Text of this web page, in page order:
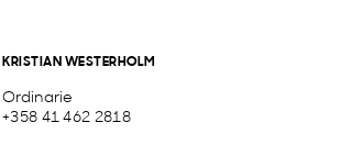
KRISTIAN WESTERHOLM
Ordinarie
+358 41 462 2818